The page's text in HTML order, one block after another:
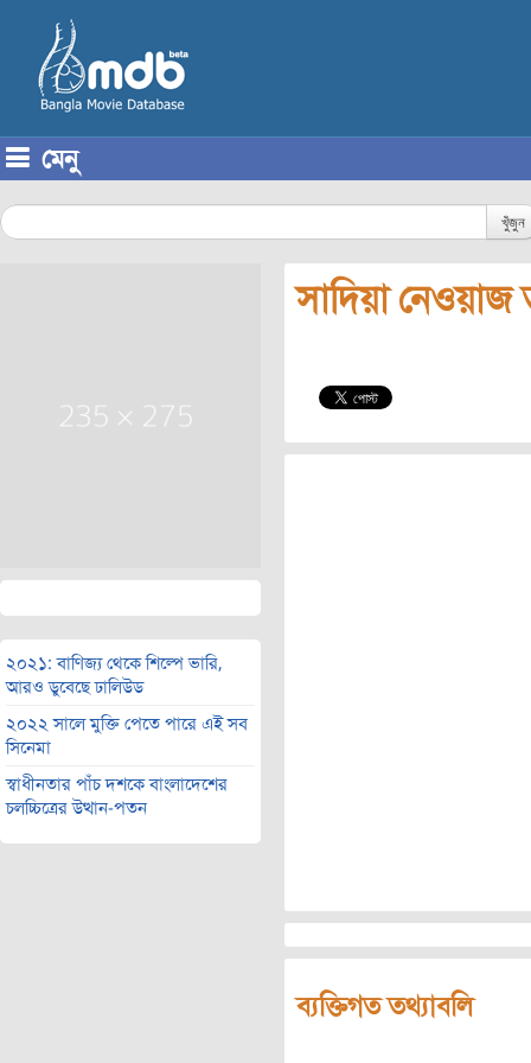
মেনু
খুঁজুন
২০২১: বাণিজ্য থেকে শিল্পে ভারি,
আরও ডুবেছে ঢালিউড
২০২২ সালে মুক্তি পেতে পারে এই সব
সিনেমা
স্বাধীনতার পাঁচ দশকে বাংলাদেশের
চলচ্চিত্রের উত্থান-পতন
সাদিয়া নেওয়াজ
ব্যক্তিগত তথ্যাবলি